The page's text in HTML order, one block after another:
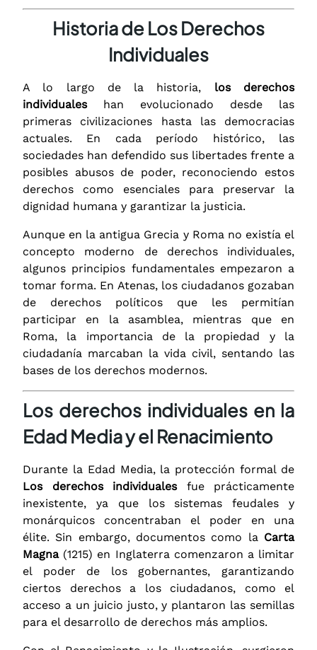
Historia de Los Derechos
Individuales
A lo largo de la historia, los derechos
individualeshan evolucionado desde las
primeras civilizaciones hasta las democracias
actuales. En cada período histórico, las
sociedades han defendido sus libertades frente a
posibles abusos de poder, reconociendo estos
derechos como esenciales para preservar la
dignidad humana y garantizar la justicia.
Aunque en la antigua Grecia y Roma no existía el
concepto moderno de derechos individuales,
algunos principios fundamentales empezaron a
tomar forma. En Atenas, los ciudadanos gozaban
de derechos políticos que les permitían
participar en la asamblea, mientras que en
Roma, la importancia de la propiedad y la
ciudadanía marcaban la vida civil, sentando las
bases de los derechos modernos.
Los derechos individuales en la
Edad Media y el Renacimiento
Durante la Edad Media, la protección formal de
Los derechos individualesfue prácticamente
inexistente, ya que los sistemas feudales y
monárquicos concentraban el poder en una
élite. Sin embargo, documentos como la Carta
Magna(1215) en Inglaterra comenzaron a limitar
el poder de los gobernantes, garantizando
ciertos derechos a los ciudadanos, como el
acceso a un juicio justo, y plantaron las semillas
para el desarrollo de derechos más amplios.